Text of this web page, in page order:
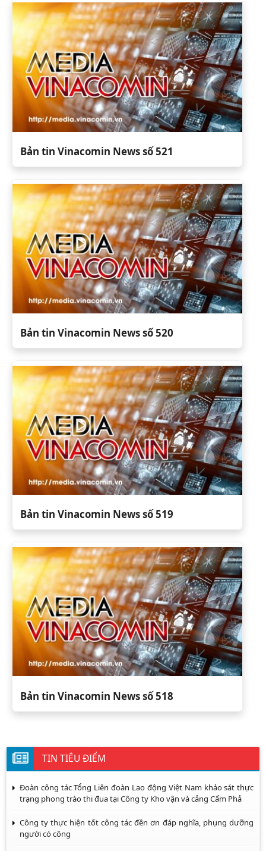
Bản tin Vinacomin News số 521
Bản tin Vinacomin News số 520
Bản tin Vinacomin News số 519
Bản tin Vinacomin News số 518
TIN TIÊU ĐIỂM
Đoàn công tác Tổng Liên đoàn Lao động Việt Nam khảo sát thực
trạng phong trào thi đua tại Công ty Kho vận và cảng Cẩm Phả
Công ty thực hiện tốt công tác đền ơn đáp nghĩa, phụng dưỡng
người có công